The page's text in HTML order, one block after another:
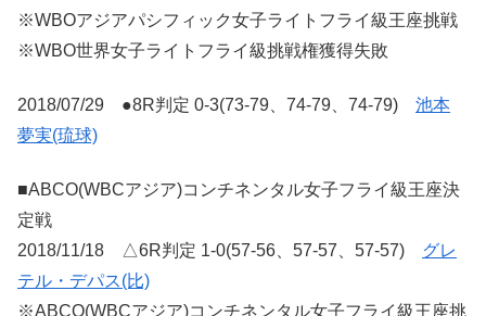
※WBOアジアパシフィック女子ライトフライ級王座挑戦
※WBO世界女子ライトフライ級挑戦権獲得失敗
2018/07/29 ●8R判定 0-3(73-79、74-79、74-79) 池本
夢実(琉球)
■ABCO(WBCアジア)コンチネンタル女子フライ級王座決
定戦
2018/11/18 △6R判定 1-0(57-56、57-57、57-57) グレ
テル・デパス(比)
※ABCO(WBCアジア)コンチネンタル女子フライ級王座挑